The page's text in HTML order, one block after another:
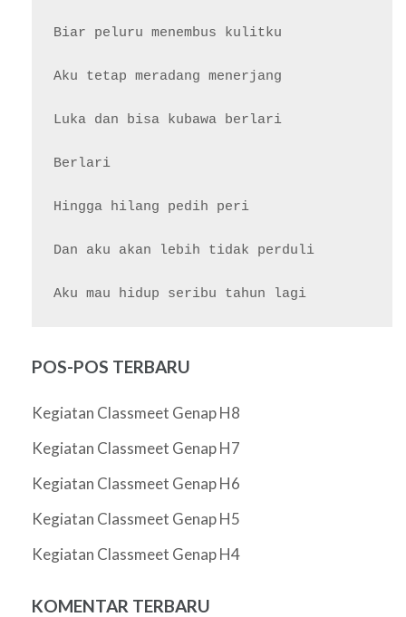
Biar peluru menembus kulitku
Aku tetap meradang menerjang
Luka dan bisa kubawa berlari
Berlari
Hingga hilang pedih peri
Dan aku akan lebih tidak perduli
POS-POS TERBARU
Kegiatan Classmeet Genap H8
Kegiatan Classmeet Genap H7
Kegiatan Classmeet Genap H6
Kegiatan Classmeet Genap H5
Kegiatan Classmeet Genap H4
KOMENTAR TERBARU